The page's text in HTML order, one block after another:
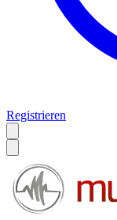
Registrieren